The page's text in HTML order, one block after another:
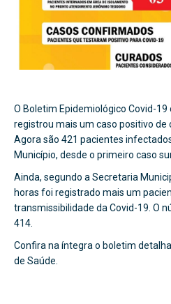
O Boletim Epidemiológico Covid-
registrou mais um caso positivo de
Agora são 421 pacientes
Município, desde o primeiro caso
Ainda, segundo a Secretaria
horas foi registrado mais um
transmissibilidade da Covid-19. O
414.
Confira na íntegra o boletim
de Saúde.